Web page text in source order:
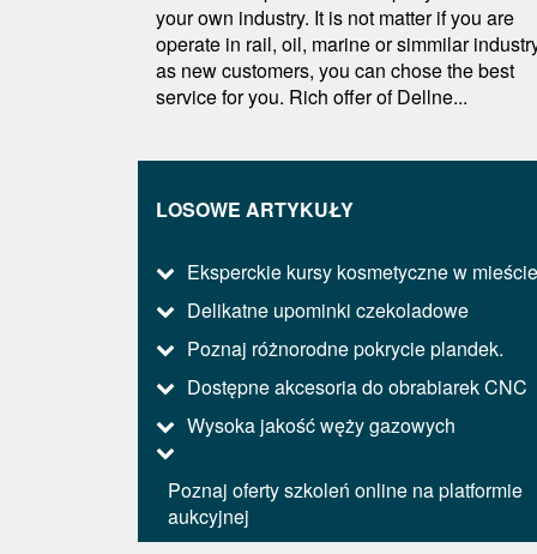
your own industry. It is not matter if you are
operate in rail, oil, marine or simmilar
as new customers, you can chose the best
service for you. Rich offer of Dellne...
LOSOWE ARTYKUŁY
Eksperckie kursy kosmetyczne w mieście
Delikatne upominki czekoladowe
Poznaj różnorodne pokrycie plandek.
Dostępne akcesoria do obrabiarek CNC
Wysoka jakość węży gazowych
Poznaj oferty szkoleń online na platformie
aukcyjnej